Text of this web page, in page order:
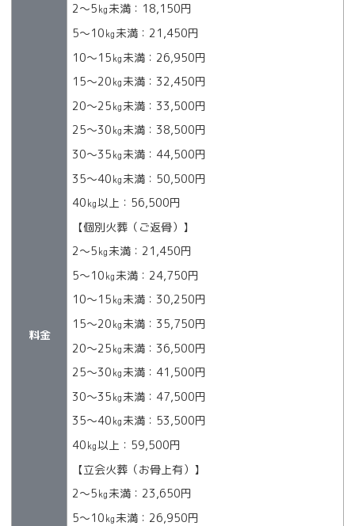
料金
2～5㎏未満：18,150円
5～10㎏未満：21,450円
10～15㎏未満：26,950円
15～20㎏未満：32,450円
20～25㎏未満：33,500円
25～30㎏未満：38,500円
30～35㎏未満：44,500円
35～40㎏未満：50,500円
40㎏以上：56,500円
【個別火葬（ご返骨）】
2～5㎏未満：21,450円
5～10㎏未満：24,750円
10～15㎏未満：30,250円
15～20㎏未満：35,750円
20～25㎏未満：36,500円
25～30㎏未満：41,500円
30～35㎏未満：47,500円
35～40㎏未満：53,500円
40㎏以上：59,500円
【立会火葬（お骨上有）】
2～5㎏未満：23,650円
5～10㎏未満：26,950円